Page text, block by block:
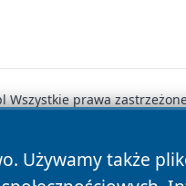
Używamy także
prawa
Polityka